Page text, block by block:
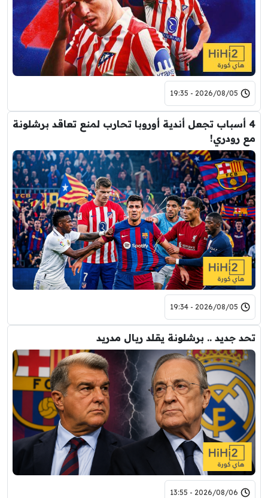
2026/08/05 - 19:35
4 أسباب تجعل أندية أوروبا تحارب لمنع تعاقد برشلونة
مع رودري!
2026/08/05 - 19:34
تحد جديد .. برشلونة يقلد ريال مدريد
2026/08/06 - 13:55